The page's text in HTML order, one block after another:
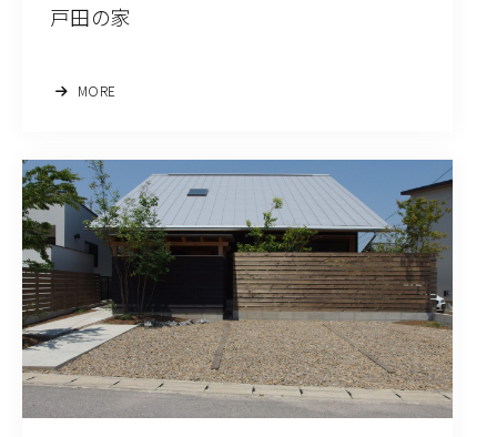
戸田の家
MORE